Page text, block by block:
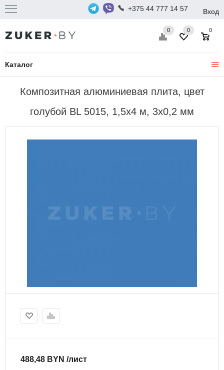
+375 44 777 14 57 Вход
Каталог
0 0
0
Композитная алюминиевая плита, цвет
голубой BL 5015, 1,5х4 м, 3х0,2 мм
488,48 BYN /лист